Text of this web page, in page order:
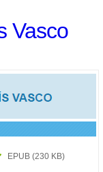
Vasco
EPUB (230 KB)